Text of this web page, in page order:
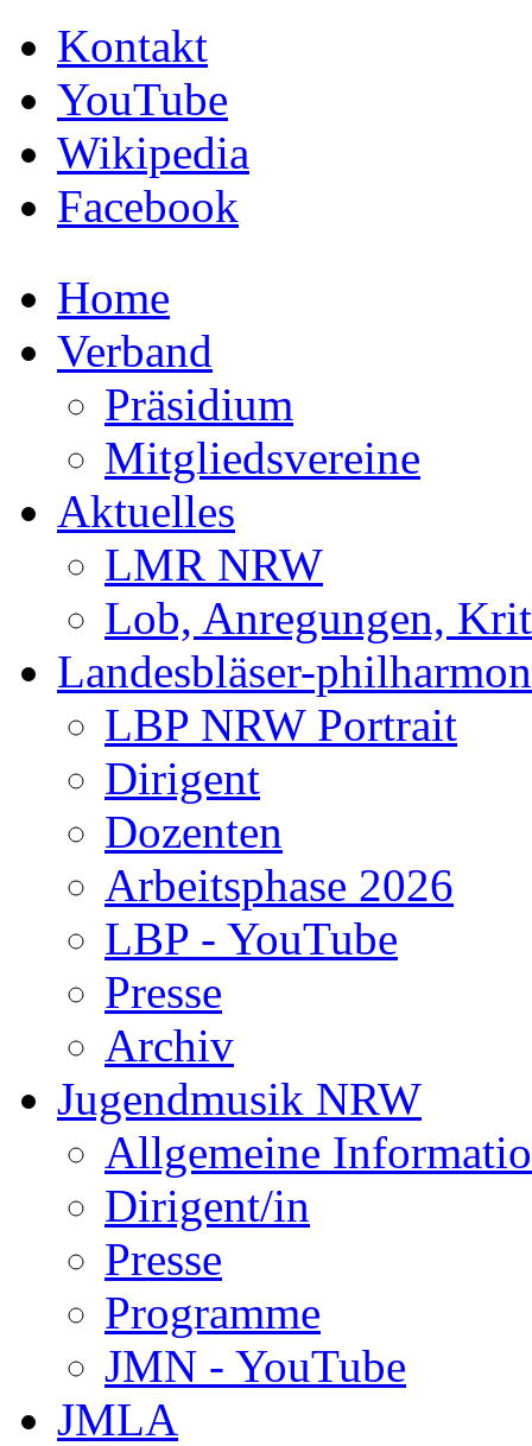
Kontakt
YouTube
Wikipedia
Facebook
Home
Verband
Präsidium
Mitgliedsvereine
Aktuelles
LMR NRW
Lob, Anregungen,
Landesbläser-
LBP NRW Portrait
Dirigent
Dozenten
Arbeitsphase 2026
LBP - YouTube
Presse
Archiv
Jugendmusik NRW
Allgemeine
Dirigent/in
Presse
Programme
JMN - YouTube
JMLA